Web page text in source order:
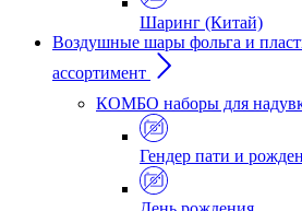
Шаринг (Китай)
Воздушные шары фольга и
ассортимент
КОМБО наборы для
Гендер пати и